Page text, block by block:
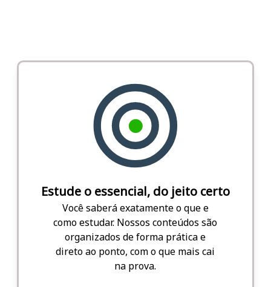
Estude o essencial, do jeito certo
Você saberá exatamente o que e
como estudar. Nossos conteúdos são
organizados de forma prática e
direto ao ponto, com o que mais cai
na prova.